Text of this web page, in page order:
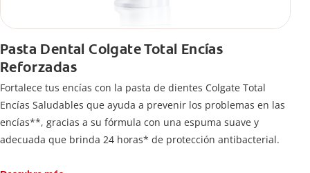
Pasta Dental Colgate Total Encías
Reforzadas
Fortalece tus encías con la pasta de dientes Colgate Total
Encías Saludables que ayuda a prevenir los problemas en las
encías**, gracias a su fórmula con una espuma suave y
adecuada que brinda 24 horas* de protección antibacterial.